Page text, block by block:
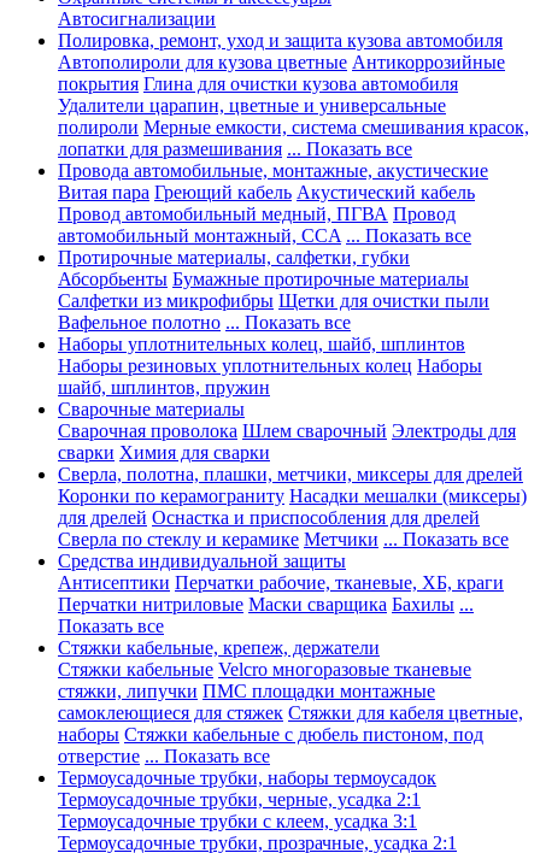
Автосигнализации
Полировка, ремонт, уход и защита кузова автомобиля
Автополироли для кузова цветные Антикоррозийные
покрытия Глина для очистки кузова автомобиля
Удалители царапин, цветные и универсальные
полироли Мерные емкости, система смешивания красок,
лопатки для размешивания ... Показать все
Провода автомобильные, монтажные, акустические
Витая пара Греющий кабель Акустический кабель
Провод автомобильный медный, ПГВА Провод
автомобильный монтажный, CCA ... Показать все
Протирочные материалы, салфетки, губки
Абсорбьенты Бумажные протирочные материалы
Салфетки из микрофибры Щетки для очистки пыли
Вафельное полотно ... Показать все
Наборы уплотнительных колец, шайб, шплинтов
Наборы резиновых уплотнительных колец Наборы
шайб, шплинтов, пружин
Сварочные материалы
Сварочная проволока Шлем сварочный Электроды для
сварки Химия для сварки
Сверла, полотна, плашки, метчики, миксеры для дрелей
Коронки по керамограниту Насадки мешалки (миксеры)
для дрелей Оснастка и приспособления для дрелей
Сверла по стеклу и керамике Метчики ... Показать все
Средства индивидуальной защиты
Антисептики Перчатки рабочие, тканевые, ХБ, краги
Перчатки нитриловые Маски сварщика Бахилы ...
Показать все
Стяжки кабельные, крепеж, держатели
Стяжки кабельные Velcro многоразовые тканевые
стяжки, липучки ПМС площадки монтажные
самоклеющиеся для стяжек Стяжки для кабеля цветные,
наборы Стяжки кабельные с дюбель пистоном, под
отверстие ... Показать все
Термоусадочные трубки, наборы термоусадок
Термоусадочные трубки, черные, усадка 2:1
Термоусадочные трубки с клеем, усадка 3:1
Термоусадочные трубки, прозрачные, усадка 2:1